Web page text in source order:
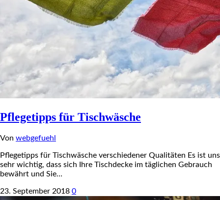
Pflegetipps für Tischwäsche
Von webgefuehl
Pflegetipps für Tischwäsche verschiedener Qualitäten Es ist uns
sehr wichtig, dass sich Ihre Tischdecke im täglichen Gebrauch
bewährt und Sie…
23. September 2018 0